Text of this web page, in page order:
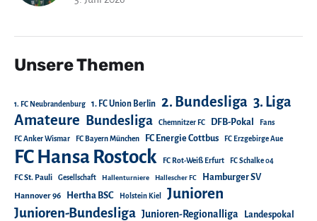
Unsere Themen
1. FC Neubrandenburg 1. FC Union Berlin 2. Bundesliga 3. Liga
Amateure Bundesliga Chemnitzer FC DFB-Pokal Fans
FC Anker Wismar FC Bayern München FC Energie Cottbus FC Erzgebirge Aue
FC Hansa Rostock FC Rot-Weiß Erfurt FC Schalke 04
FC St. Pauli Gesellschaft Hallenturniere Hallescher FC Hamburger SV
Hannover 96 Hertha BSC Holstein Kiel Junioren
Junioren-Bundesliga Junioren-Regionalliga
Landespokal